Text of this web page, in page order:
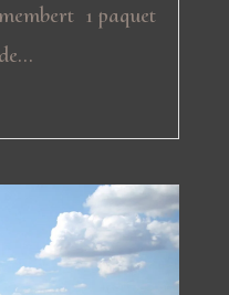
1 paquet